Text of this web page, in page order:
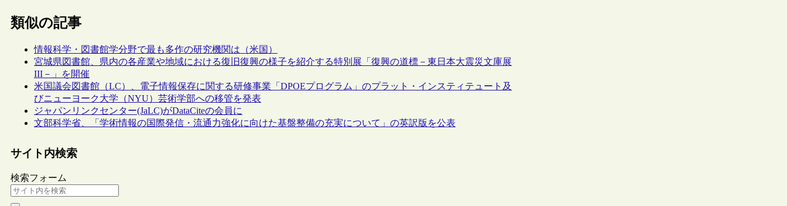
類似の記事
情報科学・図書館学分野で最も多作の研究機関は（米国）
宮城県図書館、県内の各産業や地域における復旧復興の様子を紹介する特別展「復興の道標－東日本大震災文庫展
III－」を開催
米国議会図書館（LC）、電子情報保存に関する研修事業「DPOEプログラム」のプラット・インスティテュート及
びニューヨーク大学（NYU）芸術学部への移管を発表
ジャパンリンクセンター(JaLC)がDataCiteの会員に
文部科学省、「学術情報の国際発信・流通力強化に向けた基盤整備の充実について」の英訳版を公表
サイト内検索
検索フォーム